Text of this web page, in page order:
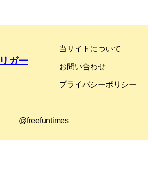
ガー
当サイトについて
お問い合わせ
プライバシーポリシー
@freefuntimes